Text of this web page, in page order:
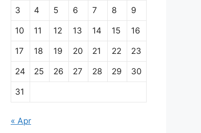
3 4 5 6 7 8 9
10 11 12 13 14 15 16
17 18 19 20 21 22 23
24 25 26 27 28 29 30
31
« Apr